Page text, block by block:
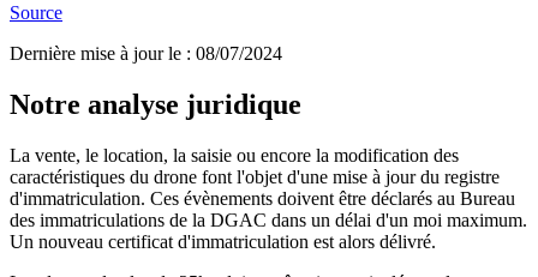
Source
Dernière mise à jour le : 08/07/2024
Notre analyse juridique
La vente, le location, la saisie ou encore la modification des
caractéristiques du drone font l'objet d'une mise à jour du registre
d'immatriculation. Ces évènements doivent être déclarés au Bureau
des immatriculations de la DGAC dans un délai d'un moi maximum.
Un nouveau certificat d'immatriculation est alors délivré.